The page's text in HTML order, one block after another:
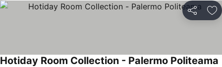
Teilen
Hotiday Room Collection - Palermo Politeama